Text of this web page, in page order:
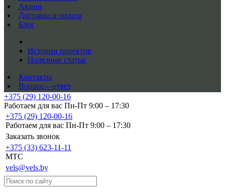
Акции
Доставка и оплата
Блог
Истории проектов
Полезные статьи
Контакты
Вопрос—ответ
+375 (29) 120-00-16
Работаем для вас Пн-Пт 9:00 – 17:30
+375 (29) 120-00-16
Работаем для вас Пн-Пт 9:00 – 17:30
Заказать звонок
+375 (33) 623-11-11
MTC
vels@vels.by